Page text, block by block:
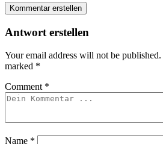
Kommentar erstellen
Antwort erstellen
Your email address will not be published.
marked *
Comment *
Name *